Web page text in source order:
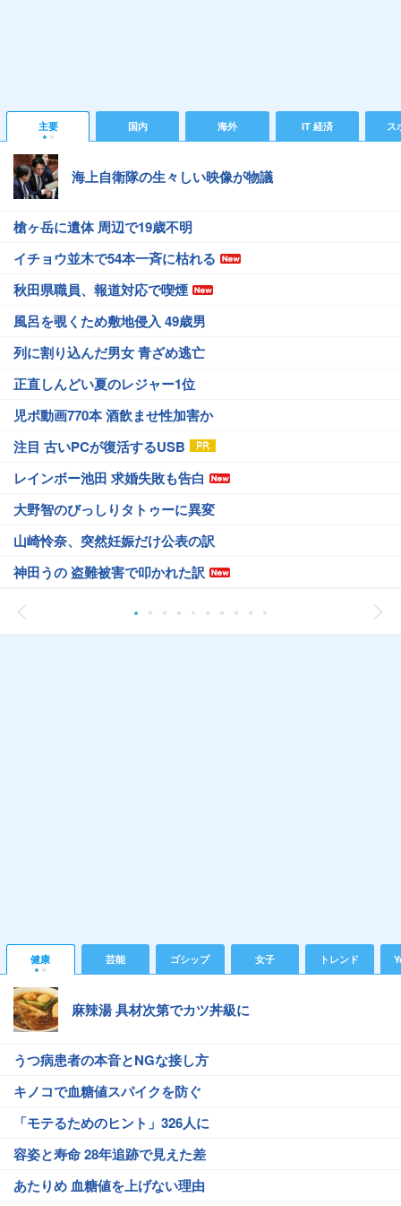
主要 国内 海外 IT 経済 ス
海上自衛隊の生々しい映像が物議
槍ヶ岳に遺体 周辺で19歳不明
イチョウ並木で54本一斉に枯れる
秋田県職員、報道対応で喫煙
風呂を覗くため敷地侵入 49歳男
列に割り込んだ男女 青ざめ逃亡
正直しんどい夏のレジャー1位
児ポ動画770本 酒飲ませ性加害か
注目 古いPCが復活するUSB
レインボー池田 求婚失敗も告白
大野智のびっしりタトゥーに異変
山崎怜奈、突然妊娠だけ公表の訳
神田うの 盗難被害で叩かれた訳
健康 芸能 ゴシップ 女子 トレンド
麻辣湯 具材次第でカツ丼級に
うつ病患者の本音とNGな接し方
キノコで血糖値スパイクを防ぐ
「モテるためのヒント」326人に
容姿と寿命 28年追跡で見えた差
あたりめ 血糖値を上げない理由